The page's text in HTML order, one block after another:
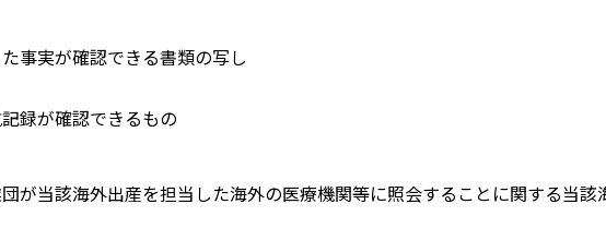
事実が確認できる書類の写し
録が確認できるもの
が当該海外出産を担当した海外の医療機関等に照会することに関する当該